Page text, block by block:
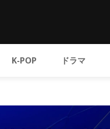
K-POP ドラマ